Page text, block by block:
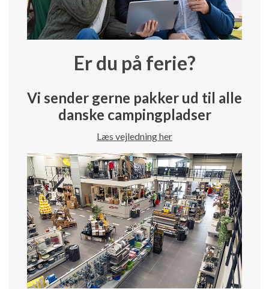
Er du på ferie?
Vi sender gerne pakker ud til alle
danske campingpladser
Læs vejledning her